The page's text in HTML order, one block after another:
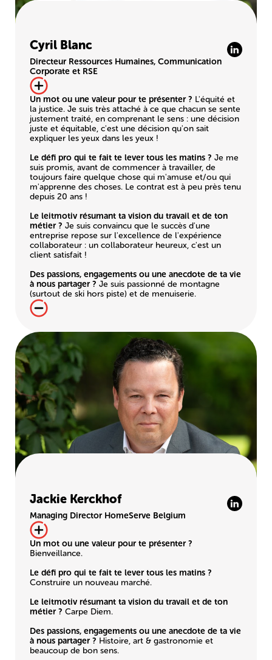
Cyril Blanc
Directeur Ressources Humaines, Communication
Corporate et RSE
Un mot ou une valeur pour te présenter ? L'équité et
la justice. Je suis très attaché à ce que chacun se sente
justement traité, en comprenant le sens : une décision
juste et équitable, c'est une décision qu'on sait
expliquer les yeux dans les yeux !
Le défi pro qui te fait te lever tous les matins ? Je me
suis promis, avant de commencer à travailler, de
toujours faire quelque chose qui m'amuse et/ou qui
m'apprenne des choses. Le contrat est à peu près tenu
depuis 20 ans !
Le leitmotiv résumant ta vision du travail et de ton
métier ? Je suis convaincu que le succès d'une
entreprise repose sur l'excellence de l'expérience
collaborateur : un collaborateur heureux, c'est un
client satisfait !
Des passions, engagements ou une anecdote de ta vie
à nous partager ? Je suis passionné de montagne
(surtout de ski hors piste) et de menuiserie.
Jackie Kerckhof
Managing Director HomeServe Belgium
Un mot ou une valeur pour te présenter ?
Bienveillance.
Le défi pro qui te fait te lever tous les matins ?
Construire un nouveau marché.
Le leitmotiv résumant ta vision du travail et de ton
métier ? Carpe Diem.
Des passions, engagements ou une anecdote de ta vie
à nous partager ? Histoire, art & gastronomie et
beaucoup de bon sens.